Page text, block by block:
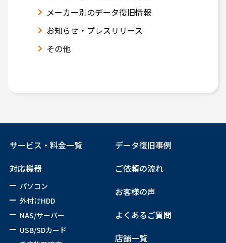
メーカー別のデータ復旧情報
お知らせ・プレスリリース
その他
サービス・料金一覧
対応機器
パソコン
外付けHDD
NAS/サーバー
USB/SDカード
データ復旧事例
ご依頼の流れ
お客様の声
よくあるご質問
店舗一覧